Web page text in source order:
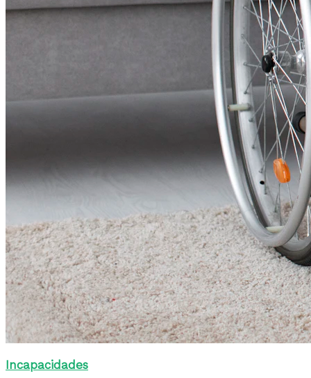
Incapacidades